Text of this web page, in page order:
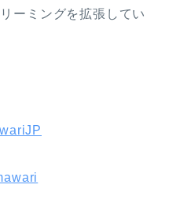
ーミングを拡張してい